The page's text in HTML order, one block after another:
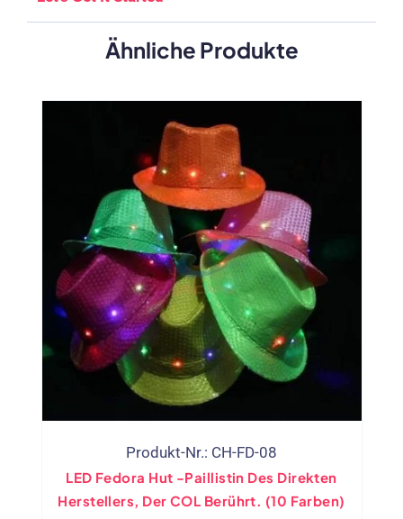
Ähnliche Produkte
Produkt-Nr.: CH-FD-08
LED Fedora Hut -Paillistin Des Direkten
Herstellers, Der COL Berührt. (10 Farben)